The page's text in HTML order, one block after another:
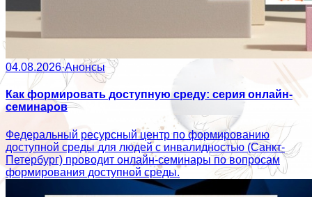
04.08.2026·Анонсы
Как формировать доступную среду: серия онлайн-
семинаров
Федеральный ресурсный центр по формированию
доступной среды для людей с инвалидностью (Санкт-
Петербург) проводит онлайн-семинары по вопросам
формирования доступной среды.